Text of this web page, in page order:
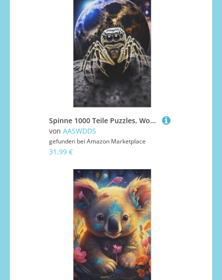
Spinne 1000 Teile Puzzles, Wood Craft, Hochwertiges Modernes Puzzle, DIY, Für Erwachsene Und Kinder Ab 12 Jahren, 78×53cm
von AASWDDS
gefunden bei Amazon Marketplace
31,99 €